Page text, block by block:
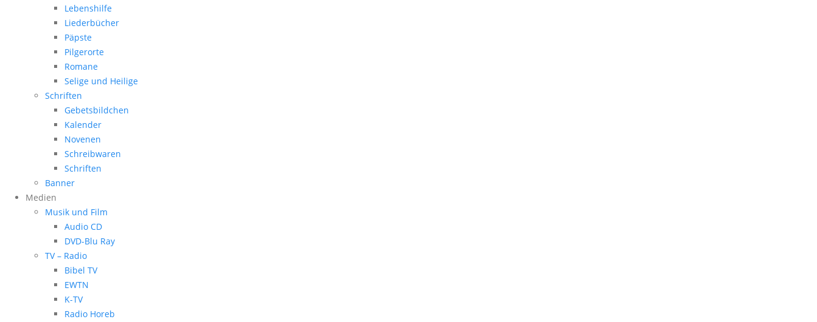
Lebenshilfe
Liederbücher
Päpste
Pilgerorte
Romane
Selige und Heilige
Schriften
Gebetsbildchen
Kalender
Novenen
Schreibwaren
Schriften
Banner
Medien
Musik und Film
Audio CD
DVD-Blu Ray
TV – Radio
Bibel TV
EWTN
K-TV
Radio Horeb